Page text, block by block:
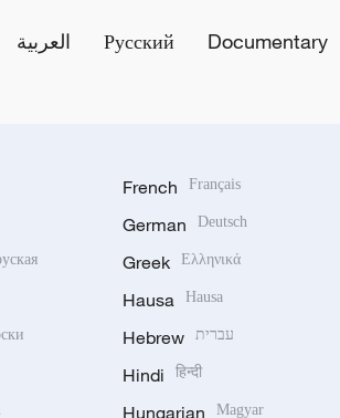
العربية Русский Documentary
French Français
German Deutsch
Greek Ελληνικά
Hausa Hausa
Hebrew עברית
Hindi हिन्दी
Hungarian Magyar